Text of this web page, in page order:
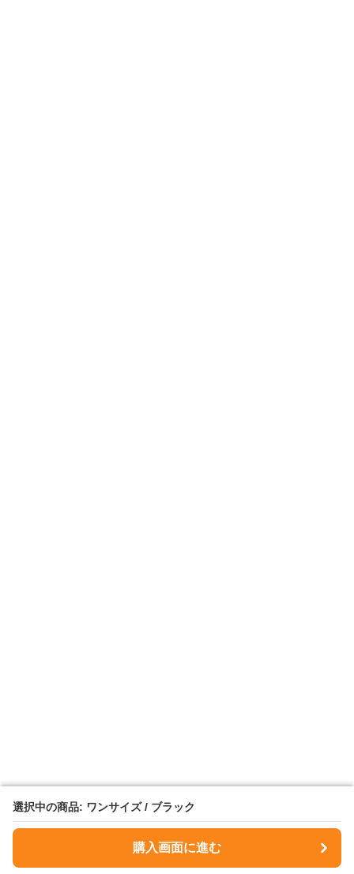
選択中の商品: ワンサイズ / ブラック
購入画面に進む
選択中の商品: ワンサイズ / ブラック
購入画面に進む